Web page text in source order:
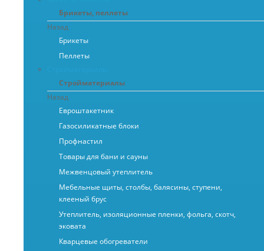
Брикеты, пеллеты
Назад
Брикеты
Пеллеты
Стройматериалы
Назад
Евроштакетник
Газосиликатные блоки
Профнастил
Товары для бани и сауны
Межвенцовый утеплитель
Мебельные щиты, столбы, балясины, ступени,
клееный брус
Утеплитель, изоляционные пленки, фольга, скотч,
эковата
Кварцевые обогреватели